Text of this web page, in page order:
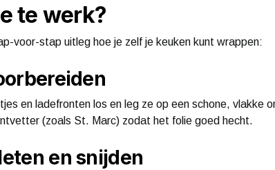
te werk?
voor-stap uitleg hoe je zelf je keuken kunt wrappen:
en ladefronten los en leg ze op een schone, vlakke
(zoals St. Marc) zodat het folie goed hecht.
en snijden